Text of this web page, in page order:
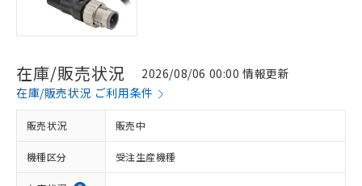
在庫/販売状況
2026/08/06 00:00 情報更新
在庫/販売状況 ご利用条件
販売状況 販売中
機種区分 受注生産機種